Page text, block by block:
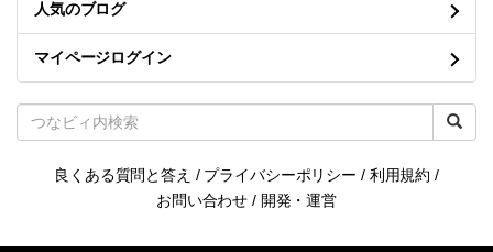
人気のブログ
マイページログイン
良くある質問と答え / プライバシーポリシー / 利用規約 /
お問い合わせ / 開発・運営